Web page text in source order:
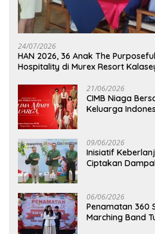
24/07/2026
HAN 2026, 36 Anak The
Hospitality di Murex Resort
21/06/2026
CIMB Niaga
Keluarga
09/06/2026
Inisiatif
Ciptakan
06/06/2026
Penamatan 360
Marching Band